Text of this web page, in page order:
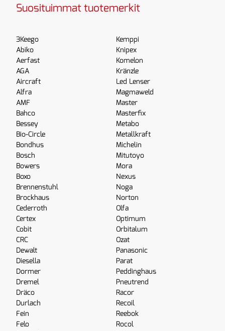
Suosituimmat tuotemerkit
3Keego
Abiko
Aerfast
AGA
Aircraft
Alfra
AMF
Bahco
Bessey
Bio-Circle
Bondhus
Bosch
Bowers
Boxo
Brennenstuhl
Brockhaus
Cederroth
Certex
Cobit
CRC
Dewalt
Diesella
Dormer
Dremel
Dräco
Durlach
Fein
Felo
Kemppi
Knipex
Komelon
Kränzle
Led Lenser
Magmaweld
Master
Masterfix
Metabo
Metallkraft
Michelin
Mitutoyo
Mora
Nexus
Noga
Norton
Olfa
Optimum
Orbitalum
Ozat
Panasonic
Parat
Peddinghaus
Pneutrend
Racor
Recoil
Reebok
Rocol